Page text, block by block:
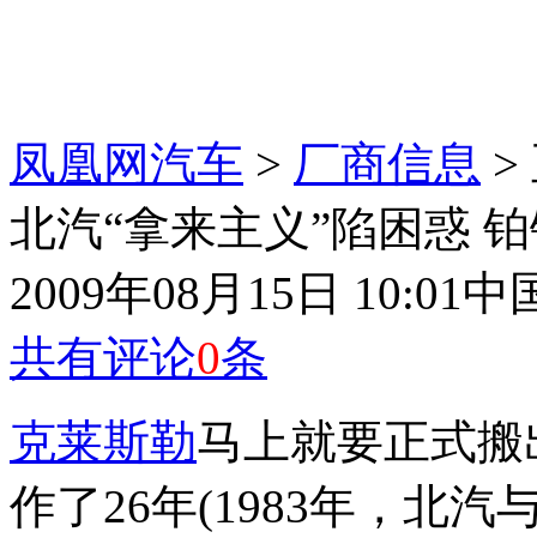
凤凰网汽车 > 厂商信息 >
北汽“拿来主义”陷困惑
2009年08月15日 10:01中
共有评论0条
克莱斯勒马上就要正式搬
作了26年(1983年，北汽